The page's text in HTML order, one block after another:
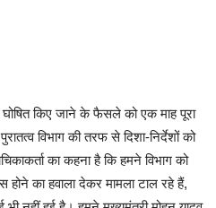
घोषित किए जाने के फैसले को एक माह पूरा
विभाग की तरफ से दिशा-निर्देशों को
का कहना है कि हमने विभाग को
का हवाला देकर मामला टाल रहे हैं,